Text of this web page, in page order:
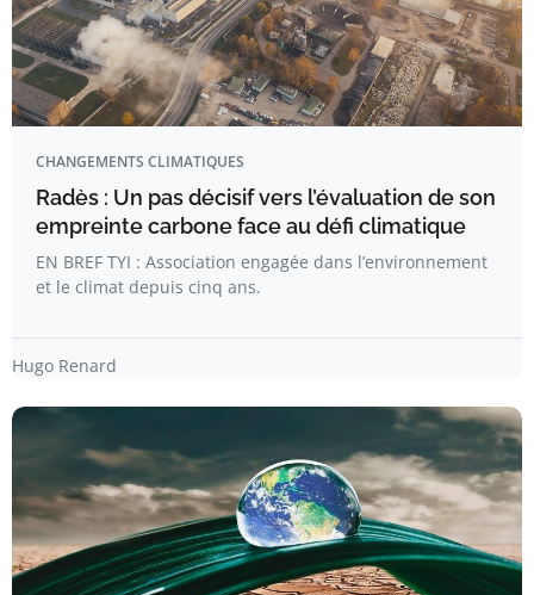
CHANGEMENTS CLIMATIQUES
Radès : Un pas décisif vers l’évaluation de son
empreinte carbone face au défi climatique
EN BREF TYI : Association engagée dans l’environnement
et le climat depuis cinq ans.
Hugo Renard